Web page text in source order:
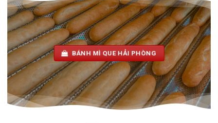
BÁNH MÌ QUE HẢI PHÒNG